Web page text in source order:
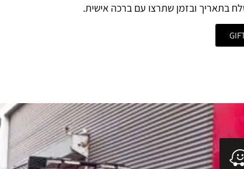
בתאריך ובזמן שתרצו עם ברכה אישית.